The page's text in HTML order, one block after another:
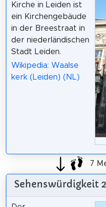
Kirche in Leiden ist
ein Kirchengebäude
in der Breestraat in
der niederländischen
Stadt Leiden.
Wikipedia: Waalse
kerk (Leiden) (NL)
7
Sehenswürdigkeit